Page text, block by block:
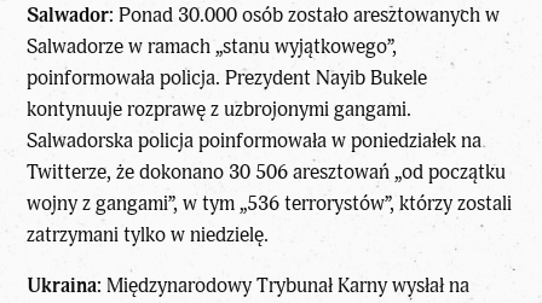
Salwador: Ponad 30.000 osób zostało aresztowanych w
Salwadorze w ramach „stanu wyjątkowego”,
poinformowała policja. Prezydent Nayib Bukele
kontynuuje rozprawę z uzbrojonymi gangami.
Salwadorska policja poinformowała w poniedziałek na
Twitterze, że dokonano 30 506 aresztowań „od początku
wojny z gangami”, w tym „536 terrorystów”, którzy zostali
zatrzymani tylko w niedzielę.
Ukraina: Międzynarodowy Trybunał Karny wysłał na